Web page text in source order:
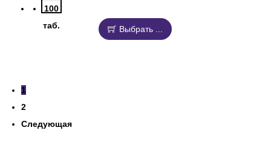
100
таб.
Выбрать ...
1
2
Следующая